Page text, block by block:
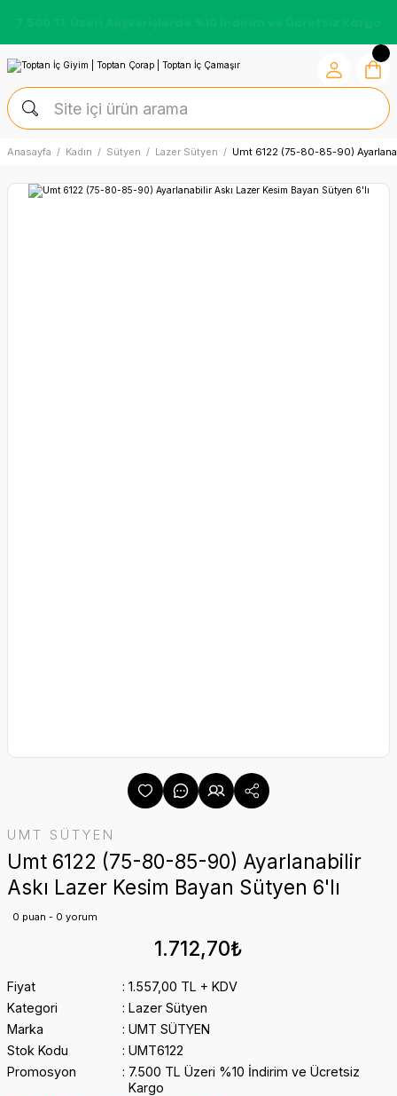
Anasayfa Kadın Sütyen Lazer Sütyen Umt 6122 (75-80-85-90)
UMT SÜTYEN
Umt 6122 (75-80-85-90) Ayarlanabilir
Askı Lazer Kesim Bayan Sütyen 6'lı
0 puan - 0 yorum
1.712,70₺
Fiyat
1.557,00 TL + KDV
Kategori
Lazer Sütyen
Marka
UMT SÜTYEN
Stok Kodu
UMT6122
Promosyon
7.500 TL Üzeri %10 İndirim ve Ücretsiz
Kargo